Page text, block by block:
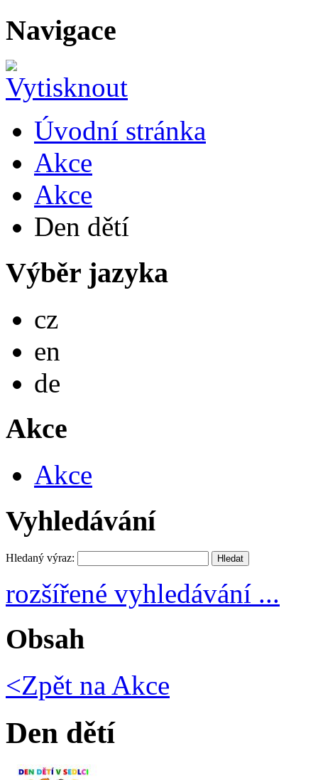
Navigace
Úvodní stránka
Akce
Akce
Den dětí
Výběr jazyka
cz
en
de
Akce
Akce
Vyhledávání
Hledaný výraz:
rozšířené vyhledávání ...
Obsah
<Zpět na Akce
Den dětí